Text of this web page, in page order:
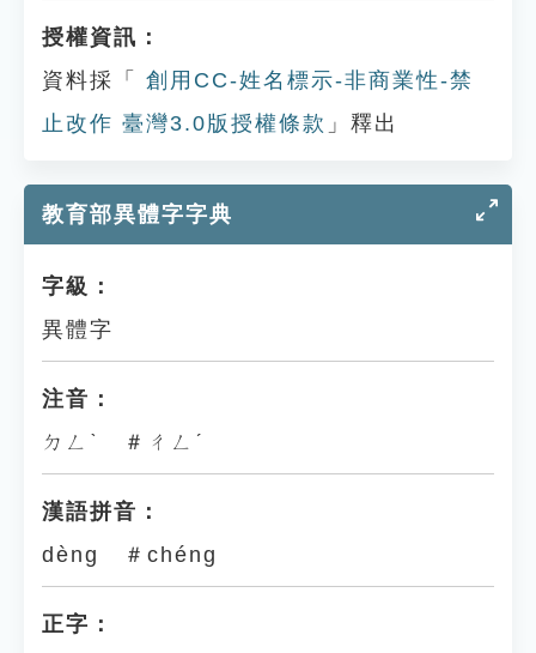
授權資訊：
資料採「
創用CC-姓名標示-非商業性-禁
止改作 臺灣3.0版授權條款 」釋出
教育部異體字字典
字級：
異體字
注音：
ㄉㄥˋ ＃ㄔㄥˊ
漢語拼音：
dèng ＃chéng
正字：